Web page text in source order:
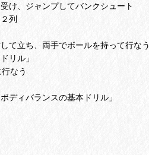
、ジャンプしてバンクシュート
列
両手でボールを持って行なう
ル」
う
ィバランスの基本ドリル」